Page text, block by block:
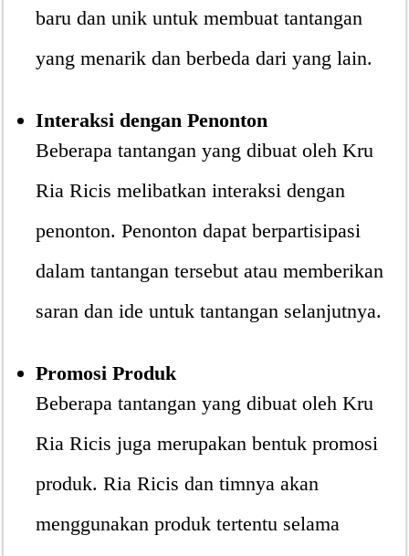
baru dan unik untuk membuat tantangan
yang menarik dan berbeda dari yang lain.
Interaksi dengan Penonton
Beberapa tantangan yang dibuat oleh Kru
Ria Ricis melibatkan interaksi dengan
penonton. Penonton dapat berpartisipasi
dalam tantangan tersebut atau memberikan
saran dan ide untuk tantangan selanjutnya.
Promosi Produk
Beberapa tantangan yang dibuat oleh Kru
Ria Ricis juga merupakan bentuk promosi
produk. Ria Ricis dan timnya akan
menggunakan produk tertentu selama